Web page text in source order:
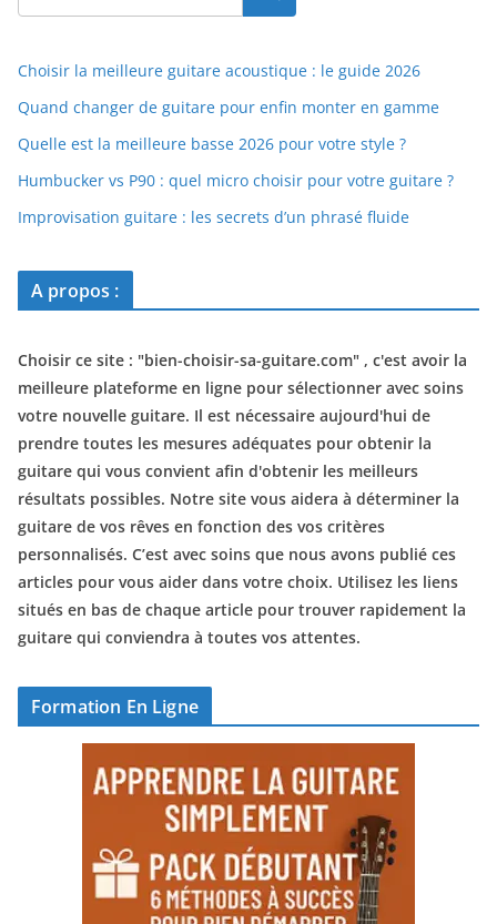
Choisir la meilleure guitare acoustique : le guide 2026
Quand changer de guitare pour enfin monter en gamme
Quelle est la meilleure basse 2026 pour votre style ?
Humbucker vs P90 : quel micro choisir pour votre guitare ?
Improvisation guitare : les secrets d’un phrasé fluide
A propos :
Choisir ce site : "bien-choisir-sa-guitare.com" , c'est avoir la
meilleure plateforme en ligne pour sélectionner avec soins
votre nouvelle guitare. Il est nécessaire aujourd'hui de
prendre toutes les mesures adéquates pour obtenir la
guitare qui vous convient afin d'obtenir les meilleurs
résultats possibles. Notre site vous aidera à déterminer la
guitare de vos rêves en fonction des vos critères
personnalisés. C’est avec soins que nous avons publié ces
articles pour vous aider dans votre choix. Utilisez les liens
situés en bas de chaque article pour trouver rapidement la
guitare qui conviendra à toutes vos attentes.
Formation En Ligne